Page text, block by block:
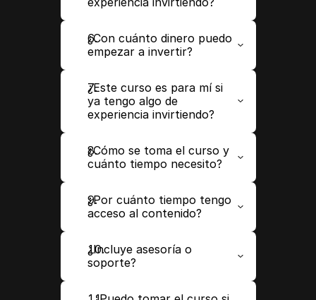
¿Con cuánto dinero puedo
empezar a invertir?
¿Este curso es para mí si
ya tengo algo de
experiencia invirtiendo?
¿Cómo se toma el curso y
cuánto tiempo necesito?
¿Por cuánto tiempo tengo
acceso al contenido?
¿Incluye asesoría o
soporte?